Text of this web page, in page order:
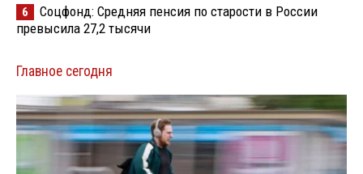
6
Соцфонд: Средняя пенсия по старости в России
превысила 27,2 тысячи
Главное сегодня